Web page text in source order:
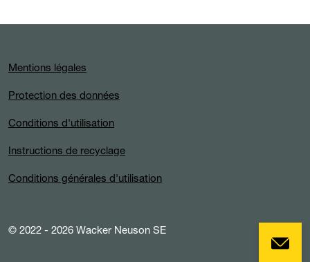
Mentions légales
Protection des données
Conditions d'utilisation
Instructions de recyclage
Conditions générales d'utilisation
© 2022 - 2026 Wacker Neuson SE